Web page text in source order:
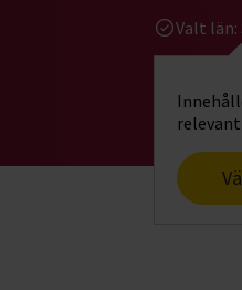
Valt län:
Gå till